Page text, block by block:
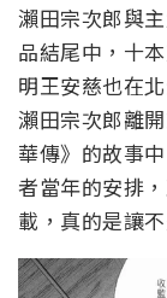
瀨田宗次郎與
品結尾中，十
明王安慈也在
瀨田宗次郎離
華傳》的故事
者當年的安排
載，真的是讓